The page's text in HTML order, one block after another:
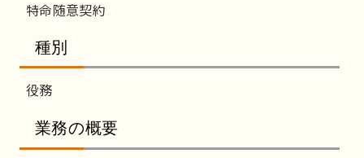
特命随意契約
種別
役務
業務の概要